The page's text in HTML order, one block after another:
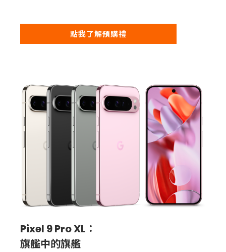
點我了解預購禮
Pixel 9 Pro XL：
旗艦中的旗艦